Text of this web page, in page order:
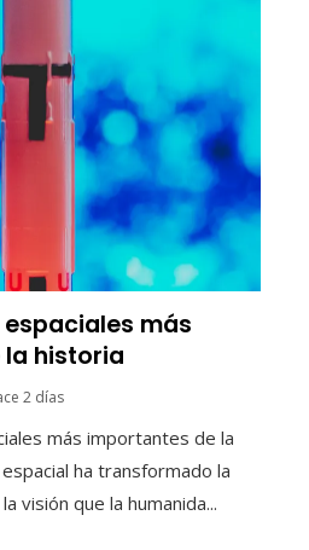
espaciales más
historia
2 días
más importantes de la
ha transformado la
visión que la humanida...